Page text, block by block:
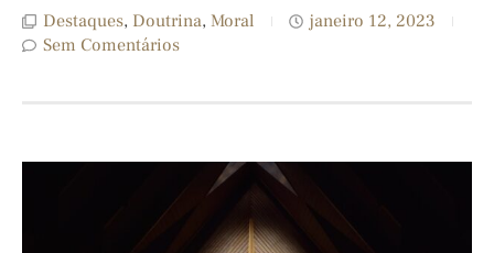
Destaques, Doutrina, Moral
janeiro 12, 2023
Sem Comentários